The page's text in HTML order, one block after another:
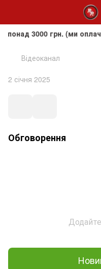
грн. (ми
Відеоканал
2 січня 2025
Обговорення